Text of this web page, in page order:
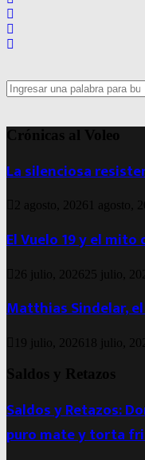
Search
for:
Crónicas al Voleo
La silenciosa
2 agosto, 2026 1 agosto,
El Vuelo 19 y el
26 julio, 2026 25 julio,
Matthias Sindelar,
19 julio, 2026 18 julio,
Saldos y Retazos
Saldos y Retazos:
puro mate y torta